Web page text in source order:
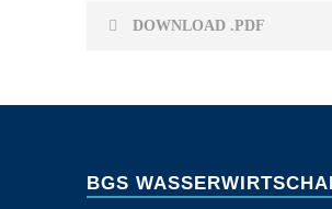
DOWNLOAD .PDF
BGS